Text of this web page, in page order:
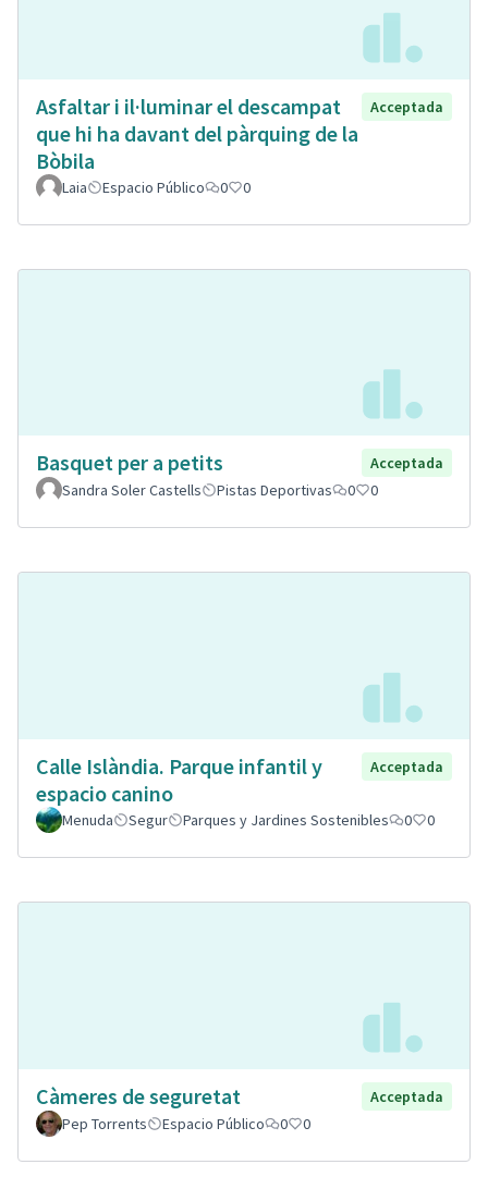
Asfaltar i il·luminar el descampat
que hi ha davant del pàrquing de la
Bòbila
Acceptada
Laia Espacio Público 0 0
Basquet per a petits
Acceptada
Sandra Soler Castells
Pistas Deportivas 0 0
Calle Islàndia. Parque infantil y
espacio canino
Acceptada
Menuda Segur Parques y Jardines Sostenibles 0 0
Càmeres de seguretat
Acceptada
Pep Torrents
Espacio Público 0 0